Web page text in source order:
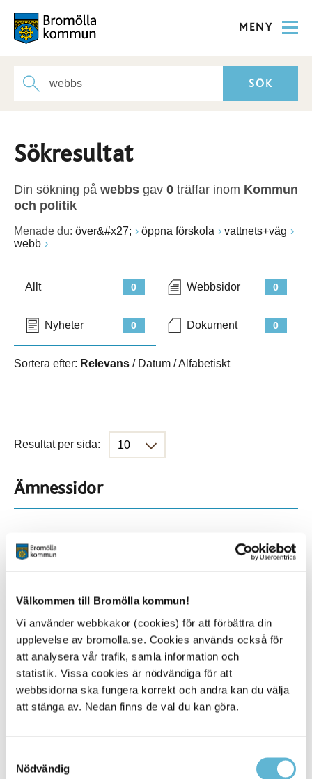
Välkommen till Bromölla kommun!
Vi använder webbkakor (cookies) för att förbättra din
upplevelse av bromolla.se. Cookies används också för
att analysera vår trafik, samla information och
statistik. Vissa cookies är nödvändiga för att
webbsidorna ska fungera korrekt och andra kan du välja
att stänga av. Nedan finns de val du kan göra.
Nödvändig
MENY
Sökresultat
Din sökning på webbs gav 0 träffar inom Kommun
och politik
Menade du: över&#x27; öppna förskola
vattnets+väg
webb
0
Allt 0
Webbsidor
0
Nyheter 0
Dokument
Sortera efter: Relevans / Datum /Alfabetiskt
Resultat per sida:
Ämnessidor
229
Hela webbplatsen
229
Alla platser